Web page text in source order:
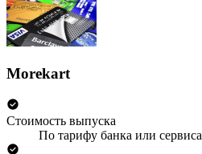
Morekart
Стоимость выпуска
По тарифу банка или сервиса